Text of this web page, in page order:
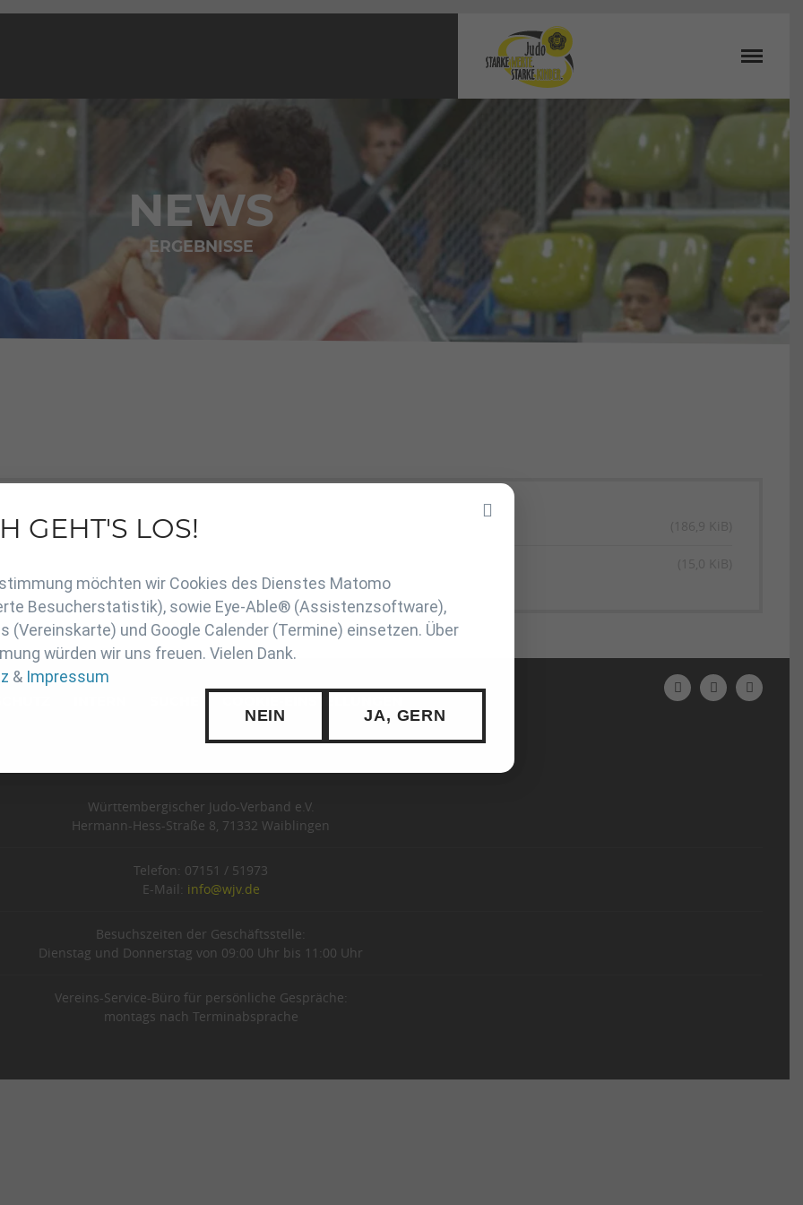
NEWS
ERGEBNISSE
(186,9 KiB)
(15,0 KiB)
Württembergischer Judo-Verband e.V.
Hermann-Hess-Straße 8, 71332 Waiblingen
Telefon: 07151 / 51973
E-Mail: info@wjv.de
Besuchszeiten der Geschäftsstelle:
Dienstag und Donnerstag von 09:00 Uhr bis 11:00 Uhr
Vereins-Service-Büro für persönliche Gespräche:
montags nach Terminabsprache
GEHT'S LOS!
möchten wir Cookies des Dienstes Matomo
Besucherstatistik), sowie Eye-Able® (Assistenzsoftware),
(Vereinskarte) und Google Calender (Termine) einsetzen. Über
würden wir uns freuen. Vielen Dank.
& Impressum
NEIN JA, GERN